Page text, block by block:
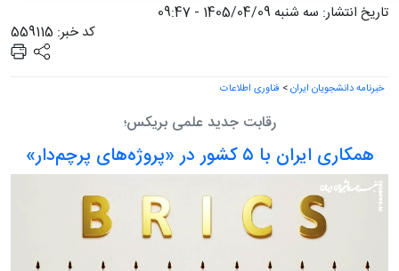
تاریخ انتشار: سه شنبه 1405/04/09 - 09:47
کد خبر: 559115
خبرنامه دانشجویان ایران> فناوری اطلاعات
رقابت جدید علمی بریکس؛
همکاری ایران با ۵ کشور در «پروژه‌های پرچم‌دار»